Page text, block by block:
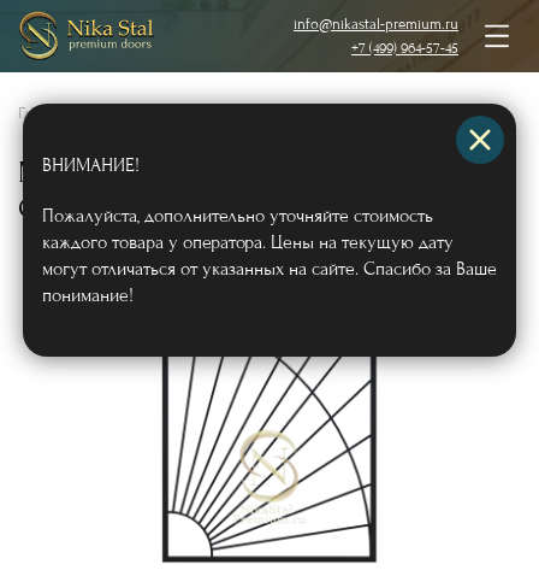
info@nikastal-premium.ru
+7 (499) 964-57-45
Главная
Металлическая сварная решетка
СВ-08Арт356
ВНИМАНИЕ!
Пожалуйста, дополнительно уточняйте стоимость
каждого товара у оператора. Цены на текущую дату
могут отличаться от указанных на сайте. Спасибо за Ваше
понимание!